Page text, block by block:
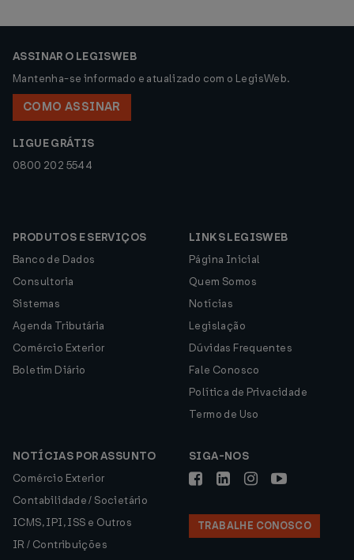
ASSINAR O LEGISWEB
Mantenha-se informado e atualizado com o LegisWeb.
COMO ASSINAR
LIGUE GRÁTIS
0800 202 5544
PRODUTOS E SERVIÇOS
Banco de Dados
Consultoria
Sistemas
Agenda Tributária
Comércio Exterior
Boletim Diário
LINKS LEGISWEB
Página Inicial
Quem Somos
Notícias
Legislação
Dúvidas Frequentes
Fale Conosco
Política de Privacidade
Termo de Uso
NOTÍCIAS POR ASSUNTO
Comércio Exterior
Contabilidade / Societário
ICMS, IPI, ISS e Outros
IR / Contribuições
SIGA-NOS
TRABALHE CONOSCO